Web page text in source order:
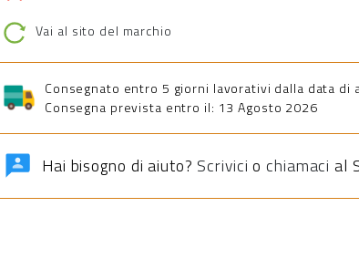
Vai al sito del marchio
Consegnato entro 5 giorni lavorativi dalla data di
Consegna prevista entro il: 13 Agosto 2026
Hai bisogno di aiuto? Scrivici ochiamaci al